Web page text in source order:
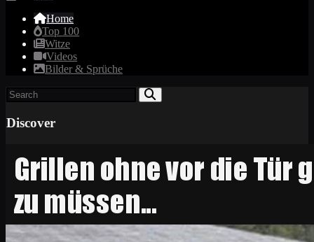
Home
Top 100
Witze
Videos
Bilder & Sprüche
Discover